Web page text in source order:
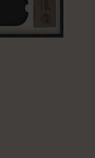
ナサにインスパイアされ